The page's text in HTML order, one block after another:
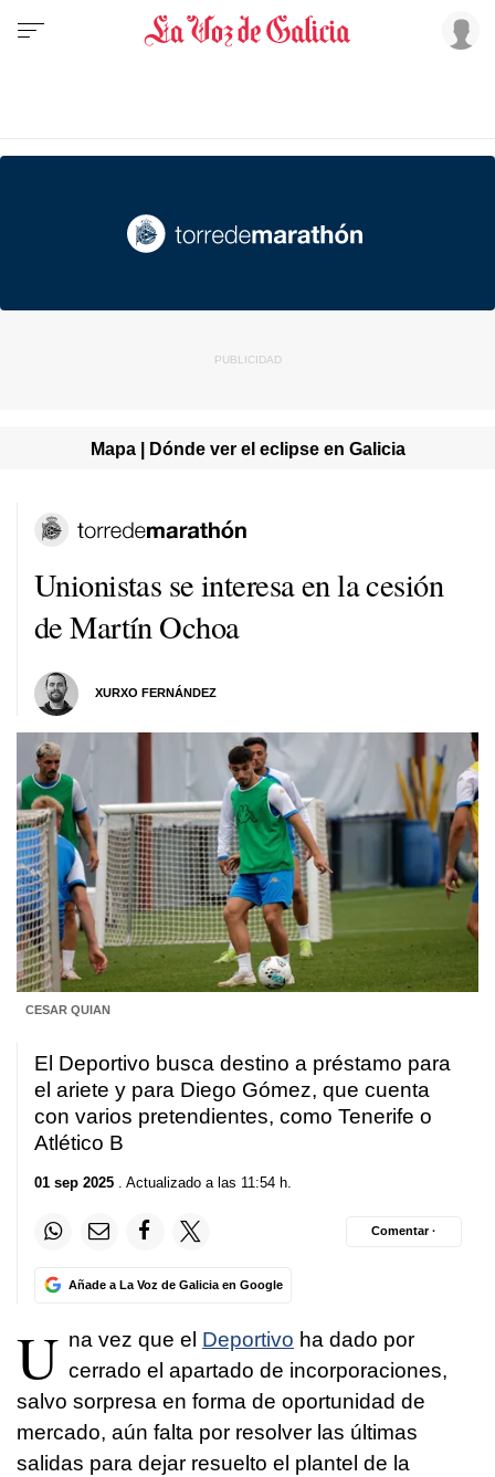
Mapa | Dónde ver el eclipse en Galicia
Unionistas se interesa en la cesión
de Martín Ochoa
XURXO FERNÁNDEZ
CESAR QUIAN
El Deportivo busca destino a préstamo para
el ariete y para Diego Gómez, que cuenta
con varios pretendientes, como Tenerife o
Atlético B
01 sep 2025 . Actualizado a las 11:54 h.
Añade a La Voz de Galicia en Google
Comentar ·
U na vez que el Deportivo ha dado por
cerrado el apartado de incorporaciones,
salvo sorpresa en forma de oportunidad de
mercado, aún falta por resolver las últimas
salidas para dejar resuelto el plantel de la